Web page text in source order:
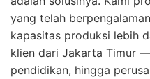
yang telah
kapasitas produksi lebih
klien dari Jakarta Timur
pendidikan, hingga